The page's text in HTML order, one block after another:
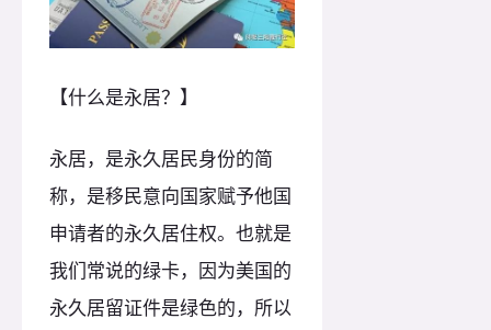
【什么是永居？】
永居，是永久居民身份的简
称，是移民意向国家赋予他国
申请者的永久居住权。也就是
我们常说的绿卡，因为美国的
永久居留证件是绿色的，所以